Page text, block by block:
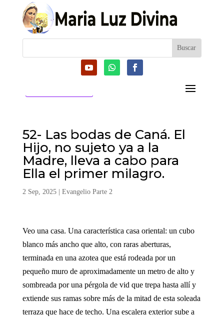
52- Las bodas de Caná. El
Hijo, no sujeto ya a la
Madre, lleva a cabo para
Ella el primer milagro.
2 Sep, 2025| Evangelio Parte 2
Veo una casa. Una característica casa oriental: un cubo
blanco más ancho que alto, con raras aberturas,
terminada en una azotea que está rodeada por un
pequeño muro de aproximadamente un metro de alto y
sombreada por una pérgola de vid que trepa hasta allí y
extiende sus ramas sobre más de la mitad de esta soleada
terraza que hace de techo. Una escalera exterior sube a